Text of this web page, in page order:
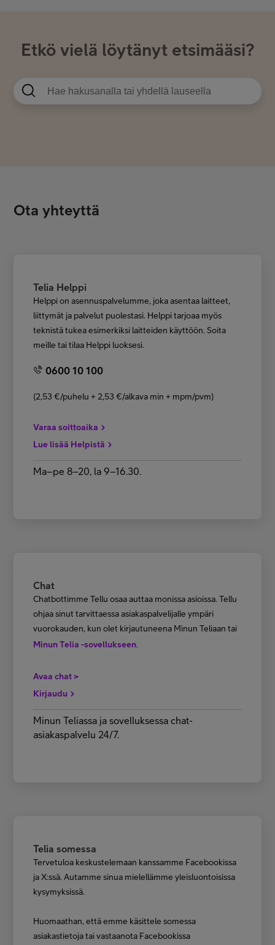
Etkö vielä löytänyt etsimääsi?
Ota yhteyttä
Telia Helppi
Helppi on asennuspalvelumme, joka asentaa laitteet,
liittymät ja palvelut puolestasi. Helppi tarjoaa myös
teknistä tukea esimerkiksi laitteiden käyttöön. Soita
meille tai tilaa Helppi luoksesi.
0600 10 100
(2,53 €/puhelu + 2,53 €/alkava min + mpm/pvm)
Varaa soittoaika
Lue lisää Helpistä
Ma–pe 8–20, la 9–16.30.
Chat
Chatbottimme Tellu osaa auttaa monissa asioissa. Tellu
ohjaa sinut tarvittaessa asiakaspalvelijalle ympäri
vuorokauden, kun olet kirjautuneena Minun Teliaan tai
Minun Telia -sovellukseen.
Avaa chat >
Kirjaudu
Minun Teliassa ja sovelluksessa chat-
asiakaspalvelu 24/7.
Telia somessa
Tervetuloa keskustelemaan kanssamme Facebookissa
ja X:ssä. Autamme sinua mielellämme yleisluontoisissa
kysymyksissä.
Huomaathan, että emme käsittele somessa
asiakastietoja tai vastaanota Facebookissa